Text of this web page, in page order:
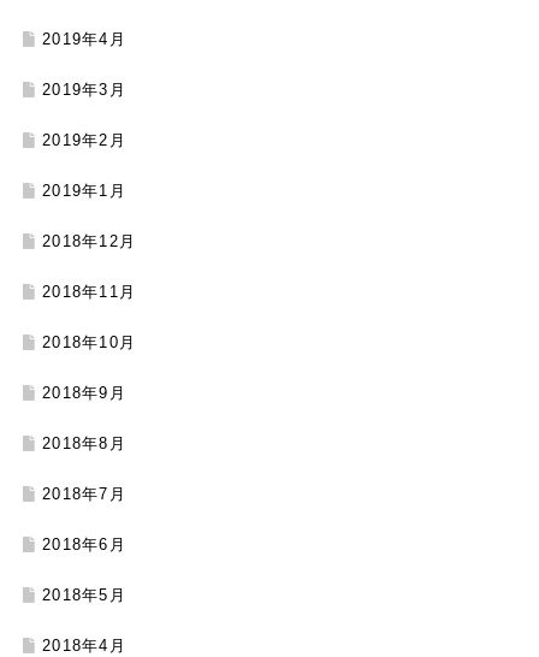
2019年4月
2019年3月
2019年2月
2019年1月
2018年12月
2018年11月
2018年10月
2018年9月
2018年8月
2018年7月
2018年6月
2018年5月
2018年4月